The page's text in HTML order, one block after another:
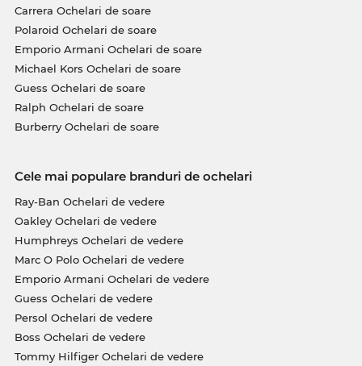
Carrera Ochelari de soare
Polaroid Ochelari de soare
Emporio Armani Ochelari de soare
Michael Kors Ochelari de soare
Guess Ochelari de soare
Ralph Ochelari de soare
Burberry Ochelari de soare
Cele mai populare branduri de ochelari
Ray-Ban Ochelari de vedere
Oakley Ochelari de vedere
Humphreys Ochelari de vedere
Marc O Polo Ochelari de vedere
Emporio Armani Ochelari de vedere
Guess Ochelari de vedere
Persol Ochelari de vedere
Boss Ochelari de vedere
Tommy Hilfiger Ochelari de vedere